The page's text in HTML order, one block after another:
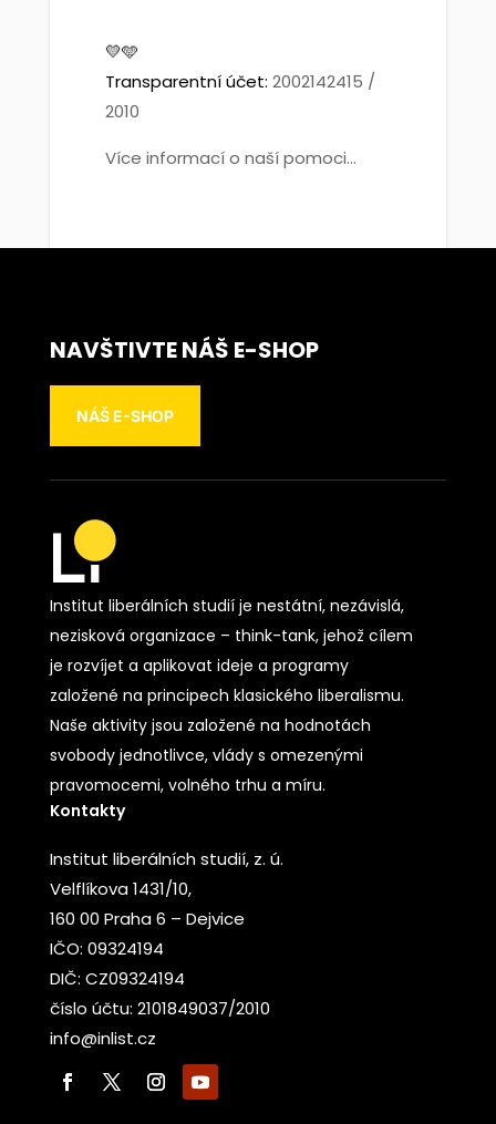
💛🩵
Transparentní účet: 2002142415 /
2010
Více informací o naší pomoci...
NAVŠTIVTE NÁŠ E-SHOP
NÁŠ E-SHOP
Institut liberálních studií je nestátní, nezávislá,
nezisková organizace – think-tank, jehož cílem
je rozvíjet a aplikovat ideje a programy
založené na principech klasického liberalismu.
Naše aktivity jsou založené na hodnotách
svobody jednotlivce, vlády s omezenými
pravomocemi, volného trhu a míru.
Kontakty
Institut liberálních studií, z. ú.
Velflíkova 1431/10,
160 00 Praha 6 – Dejvice
IČO: 09324194
DIČ: CZ09324194
číslo účtu: 2101849037/2010
info@inlist.cz